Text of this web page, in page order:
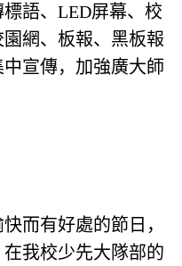
語、LED屏幕、校
網、板報、黑板報
宣傳，加強廣大師
而有好處的節日，
我校少先大隊部的